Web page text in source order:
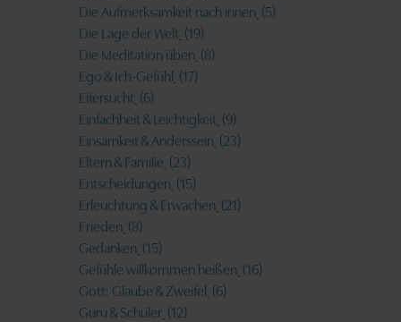
Die Aufmerksamkeit nach innen (5)
Die Lage der Welt (19)
Die Meditation üben (8)
Ego & Ich-Gefühl (17)
Eifersucht (6)
Einfachheit & Leichtigkeit (9)
Einsamkeit & Anderssein (23)
Eltern & Familie (23)
Entscheidungen (15)
Erleuchtung & Erwachen (21)
Frieden (8)
Gedanken (15)
Gefühle willkommen heißen (16)
Gott: Glaube & Zweifel
(6)
Guru & Schüler (12)